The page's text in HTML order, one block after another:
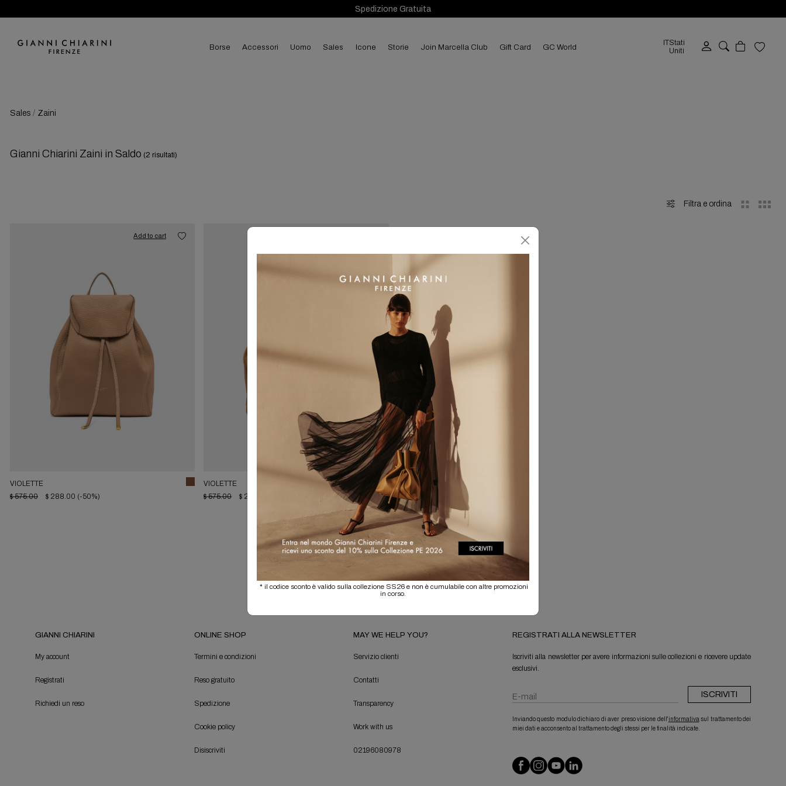
Spedizione Gratuita
borse accessori uomo sales Icone Storie Join Marcella Club Gift Card GC World ITStati
Uniti
Sales Zaini
Gianni Chiarini Zaini in Saldo (2 risultati)
Filtra e ordina
Add to cart
VIOLETTE
$ 575.00
$ 288.00 (-50%)
VIOLETTE
$ 575.00
$ 288.00
GIANNI CHIARINI
My account
Registrati
Richiedi un reso
ONLINE SHOP
Termini e condizioni
Reso gratuito
Spedizione
Cookie policy
Disiscriviti
MAY WE HELP YOU?
Servizio clienti
Contatti
Transparency
Work with us
02196080978
REGISTRATI ALLA NEWSLETTER
Iscriviti alla newsletter per avere informazioni sulle collezioni e ricevere update
esclusivi.
ISCRIVITI
Inviando questo modulo dichiaro di aver preso visione dell'informativa sul trattamento dei
miei dati e acconsento al trattamento degli stessi per le finalità indicate.
* il codice sconto è valido sulla collezione SS26 e non è cumulabile con altre promozioni
in corso.